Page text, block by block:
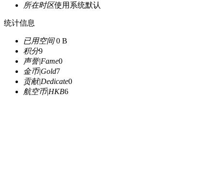
所在时区使用系统默认
统计信息
已用空间0 B
积分9
声誉|Fame0
金币|Gold7
贡献|Dedicate0
航空币|HKB6